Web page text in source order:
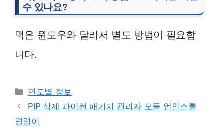
수 있나요?
맥은 윈도우와 달라서 별도 방법이 필요합
니다.
Categories
연도별 정보
PIP 삭제 파이썬 패키지 관리자 모듈 언인스톨
명령어